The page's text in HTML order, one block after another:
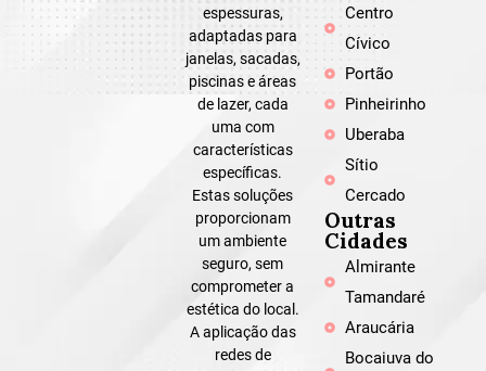
espessuras,
adaptadas para
janelas, sacadas,
piscinas e áreas
de lazer, cada
uma com
características
específicas.
Estas soluções
proporcionam
um ambiente
seguro, sem
comprometer a
estética do local.
A aplicação das
redes de
Centro
Cívico
Portão
Pinheirinho
Uberaba
Sítio
Cercado
Outras
Cidades
Almirante
Tamandaré
Araucária
Bocaiuva do